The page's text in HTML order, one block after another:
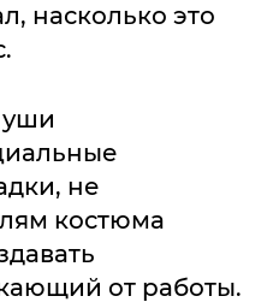
насколько это
уши
не
костюма
от работы.